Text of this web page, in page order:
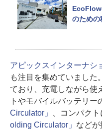
EcoFlow
のための
アピックスインターナシ
も注目を集めていました
ており、充電しながら使
トやモバイルバッテリー
Circulator」
、コンパク
olding Circulator」 など